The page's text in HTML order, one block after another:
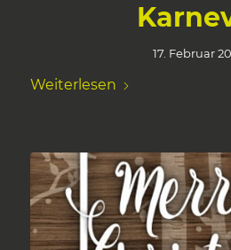
17. Februar
Weiterlesen